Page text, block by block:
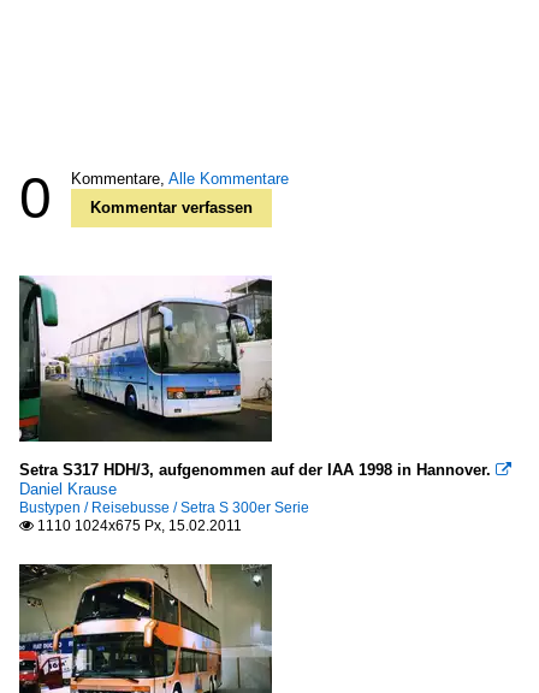
0 Kommentare, Alle Kommentare
Kommentar verfassen
Setra S317 HDH/3, aufgenommen auf der IAA 1998 in Hannover. 
Daniel Krause
Bustypen / Reisebusse / Setra S 300er Serie
 1110 1024x675 Px, 15.02.2011